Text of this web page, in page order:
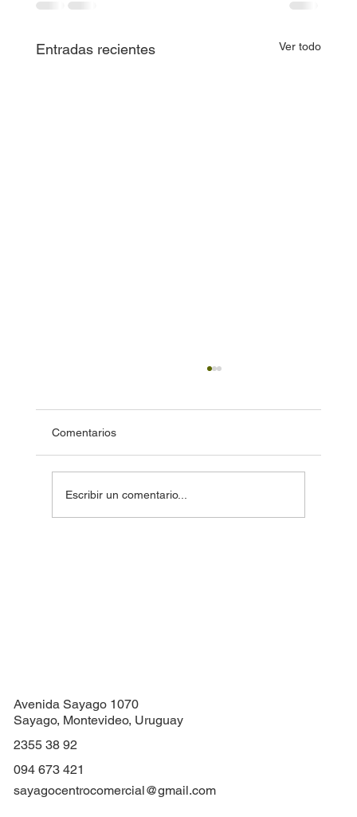
Entradas recientes Ver todo
Colecta de Juguetes Dia del Niño
Comentarios
Escribir un comentario...
Avenida Sayago 1070
Sayago, Montevideo, Uruguay
2355 38 92
sayagocentrocomercial@gmail.com
094 673 421